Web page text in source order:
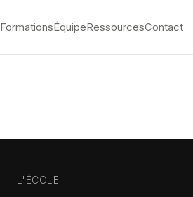
FormationsÉquipeRessourcesContact
L'ÉCOLE